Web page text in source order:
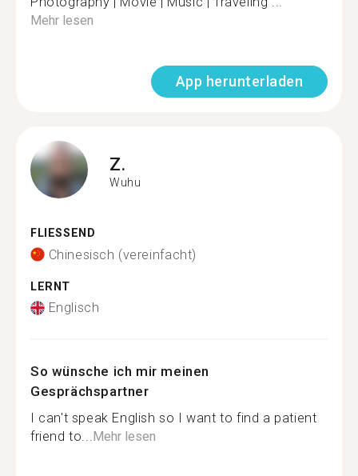
Mehr lesen
App herunterladen
Z.
Wuhu
FLIESSEND
Chinesisch (vereinfacht)
LERNT
Englisch
So wünsche ich mir meinen
Gesprächspartner
I can't speak English so I want to find a patient
friend to...Mehr lesen